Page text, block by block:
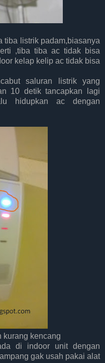
tiba listrik padam,biasanya
,tiba tiba ac tidak bisa
kelap kelip ac tidak bisa
saluran listrik yang
10 detik tancapkan lagi
hidupkan ac dengan
kurang kencang
di indoor unit dengan
gak usah pakai alat